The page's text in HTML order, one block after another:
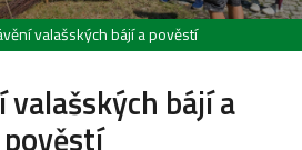
valašských bájí a pověstí
bájí a
pověstí